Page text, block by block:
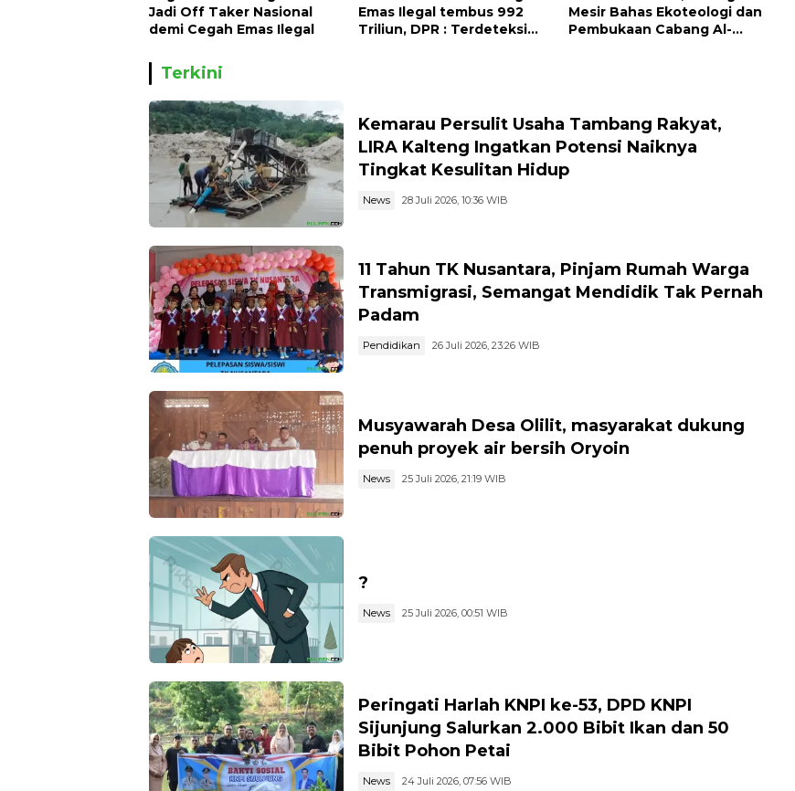
Jadi Off Taker Nasional
demi Cegah Emas Ilegal
Emas Ilegal tembus 992
Triliun, DPR : Terdeteksi
Mesir Bahas Ekoteologi dan
Pembukaan Cabang Al-
Terkini
Kemarau Persulit Usaha Tambang Rakyat,
LIRA Kalteng Ingatkan Potensi Naiknya
Tingkat Kesulitan Hidup
News 28 Juli 2026, 10:36 WIB
11 Tahun TK Nusantara, Pinjam Rumah Warga
Transmigrasi, Semangat Mendidik Tak Pernah
Padam
Pendidikan 26 Juli 2026, 23:26 WIB
Musyawarah Desa Olilit, masyarakat dukung
penuh proyek air bersih Oryoin
News 25 Juli 2026, 21:19 WIB
?
News 25 Juli 2026, 00:51 WIB
Peringati Harlah KNPI ke-53, DPD KNPI
Sijunjung Salurkan 2.000 Bibit Ikan dan 50
Bibit Pohon Petai
News 24 Juli 2026, 07:56 WIB